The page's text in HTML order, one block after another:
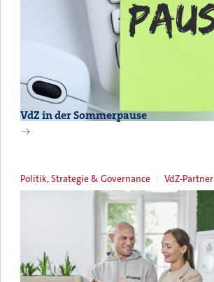
VdZ in der Sommerpause
Politik, Strategie & Governance VdZ-Partner